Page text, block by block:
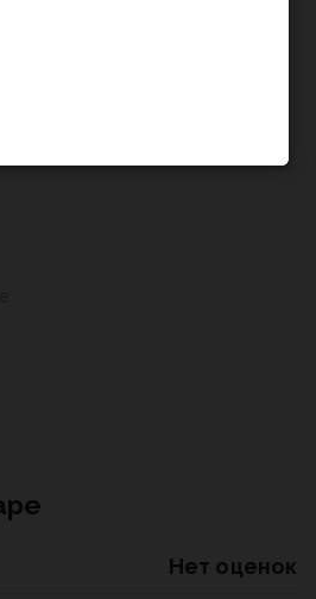
крепости Интересные
Красочные фотографии
Нет оценок